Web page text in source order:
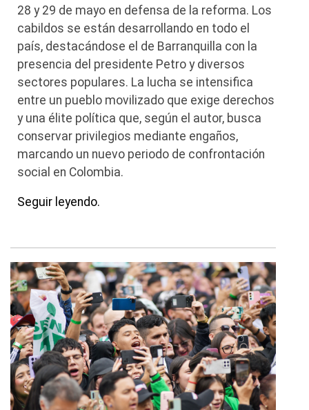
28 y 29 de mayo en defensa de la reforma. Los
cabildos se están desarrollando en todo el
país, destacándose el de Barranquilla con la
presencia del presidente Petro y diversos
sectores populares. La lucha se intensifica
entre un pueblo movilizado que exige derechos
y una élite política que, según el autor, busca
conservar privilegios mediante engaños,
marcando un nuevo periodo de confrontación
social en Colombia.
Seguir leyendo.